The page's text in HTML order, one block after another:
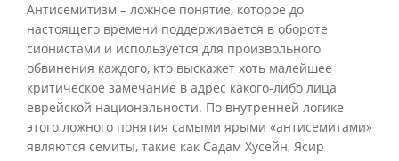
Антисемитизм – ложное понятие, которое до
настоящего времени поддерживается в обороте
сионистами и используется для произвольного
обвинения каждого, кто выскажет хоть малейшее
критическое замечание в адрес какого-либо лица
еврейской национальности. По внутренней логике
этого ложного понятия самыми ярыми «антисемитами»
являются семиты, такие как Садам Хусейн, Ясир